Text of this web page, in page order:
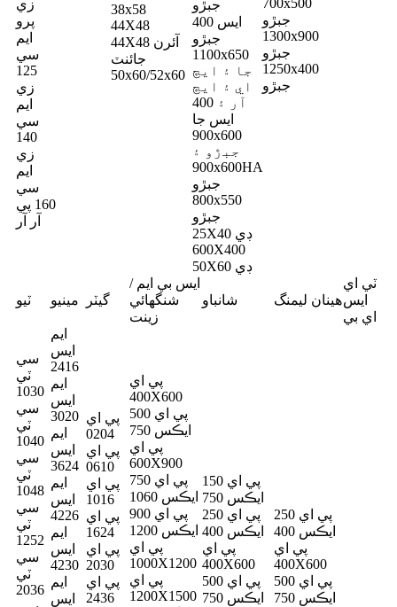
زي
پرو
ايم
سي
125
زي
ايم
سي
140
زي
ايم
سي
160 پي
آر آر
38x58
44X48
44X48 آئرن
جائنٽ
50x60/52x60
جبڙو
400 ايس
جبڙو
1100x650
جا ۽ ايڇ
اي ۽ ايڇ
آر ۽ 400
ايس جا
900x600
جبڙو ۽
900x600HA
جبڙو
800x550
جبڙو
25X40 ڊي
600X400
50X60 ڊي
جبڙو
1300x900
جبڙو
1250x400
جبڙو
ٽيو مينيو گيٽر
ايس بي ايم /
شنگھائي
زينت
شانباو هينان ليمنگ
ٽي اي
ايس
اي بي
سي
ٽي
1030
سي
ٽي
1040
سي
ٽي
1048
سي
ٽي
1252
سي
ٽي
2036
ايم
ايس
2416
ايم
ايس
3020
ايم
ايس
3624
ايم
ايس
4226
ايم
ايس
4230
ايم
ايس
پي اي
0204
پي اي
0610
پي اي
1016
پي اي
1624
پي اي
2030
پي اي
2436
پي اي
400X600
پي اي 500
ايڪس 750
پي اي
600X900
پي اي 750
ايڪس 1060
پي اي 900
ايڪس 1200
پي اي
1000X1200
پي اي
1200X1500
پي اي 150
ايڪس 750
پي اي 250
ايڪس 400
پي اي
400X600
پي اي 500
ايڪس 750
پي اي 250
ايڪس 400
پي اي
400X600
پي اي 500
ايڪس 750